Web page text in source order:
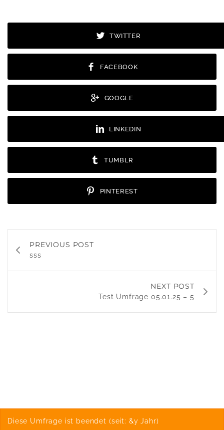
TWITTER
FACEBOOK
GOOGLE
LINKEDIN
TUMBLR
PINTEREST
PREVIOUS POST
sss
NEXT POST
Test Umfrage 05.01.25 – 5
Diese Umfrage ist beendet (seit: &y Jahr)